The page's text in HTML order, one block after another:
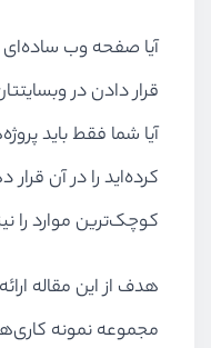
آیا صفحه وب ساده‌ای
قرار دادن در
آیا شما فقط باید
کرده‌اید را در آن
کوچک‌ترین موارد را
هدف از این مقاله
مجموعه نمونه